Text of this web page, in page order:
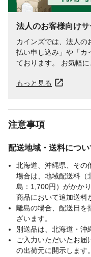
法人のお客様向けサ
カインズでは、法人の
払い申し込み」や「カ
ております。 お気軽に
もっと見る
注意事項
配送地域・送料につい
北海道、沖縄県、その
場合は、地域配送料（
島：1,700円）がかか
商品において追加送料
離島の場合、配送日を
ざいます。
別送品は、北海道・沖
ご入力いただいたお届
の出荷元に開示します